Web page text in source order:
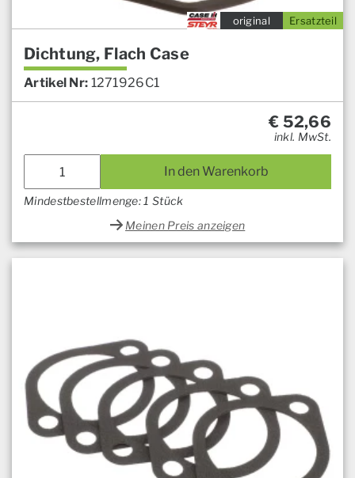
Ersatzteil
original
Dichtung, Flach Case
Artikel Nr: 1271926C1
€ 52,66
inkl. MwSt.
In den Warenkorb
Mindestbestellmenge: 1 Stück
Meinen Preis anzeigen